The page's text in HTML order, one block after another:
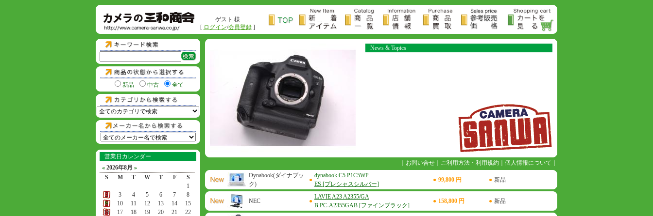
ゲスト 様
[ ログイン/会員登録]
新品 中古 全て
営業日カレンダー
« 2026年8月 »
S
M T W T F
S
1
2
3 4 5 6 7
8
9
10 11 12 13 14
15
16
17 18 19 20 21
22
News & Topics
お問い合せ ご利用方法・利用規約 個人情報について
Dynabook(ダイナブッ
ク)
●
dynabook C5 P1C5WP
ES [プレシャスシルバー]
● 99,800 円 ● 新品
NEC ●
LAVIE A23 A2355/GA
B PC-A2355GAB [ファインブラック]
● 158,800 円 ● 新品